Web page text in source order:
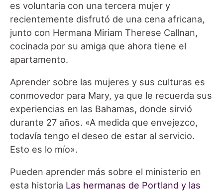
es voluntaria con una tercera mujer y
recientemente disfrutó de una cena africana,
junto con Hermana Miriam Therese Callnan,
cocinada por su amiga que ahora tiene el
apartamento.
Aprender sobre las mujeres y sus culturas es
conmovedor para Mary, ya que le recuerda sus
experiencias en las Bahamas, donde sirvió
durante 27 años. «A medida que envejezco,
todavía tengo el deseo de estar al servicio.
Esto es lo mío».
Pueden aprender más sobre el ministerio en
esta historia Las hermanas de Portland y las